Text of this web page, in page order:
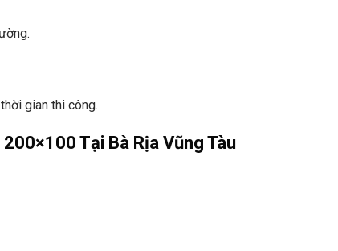
gian thi công.
Tại Bà Rịa Vũng Tàu